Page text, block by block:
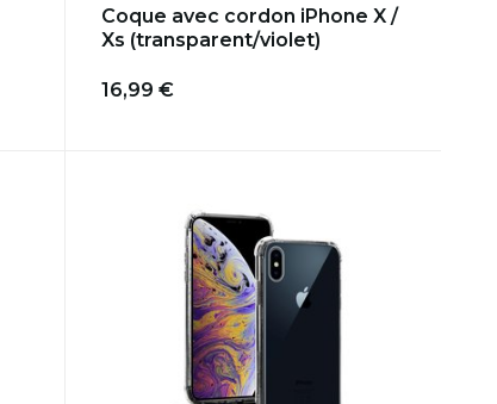
Coque avec cordon iPhone X /
Xs (transparent/violet)
16,99 €